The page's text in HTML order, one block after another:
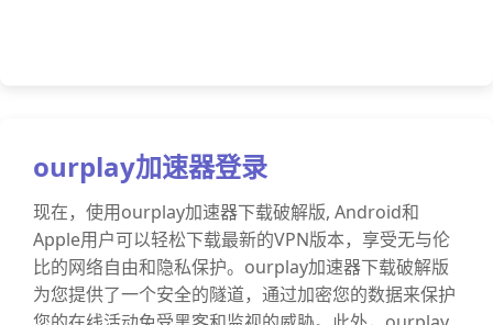
ourplay加速器登录
现在，使用ourplay加速器下载破解版, Android和
Apple用户可以轻松下载最新的VPN版本，享受无与伦
比的网络自由和隐私保护。ourplay加速器下载破解版
为您提供了一个安全的隧道，通过加密您的数据来保护